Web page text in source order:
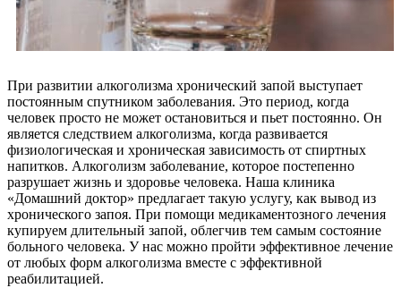
При развитии алкоголизма хронический запой выступает
постоянным спутником заболевания. Это период, когда
человек просто не может остановиться и пьет постоянно. Он
является следствием алкоголизма, когда развивается
физиологическая и хроническая зависимость от спиртных
напитков. Алкоголизм заболевание, которое постепенно
разрушает жизнь и здоровье человека. Наша клиника
«Домашний доктор» предлагает такую услугу, как вывод из
хронического запоя. При помощи медикаментозного лечения
купируем длительный запой, облегчив тем самым состояние
больного человека. У нас можно пройти эффективное лечение
от любых форм алкоголизма вместе с эффективной
реабилитацией.